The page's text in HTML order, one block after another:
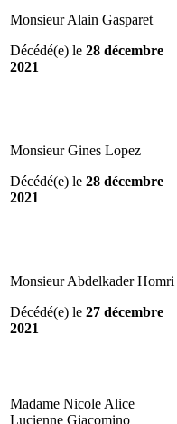
Monsieur Alain Gasparet
Décédé(e) le 28 décembre
2021
Monsieur Gines Lopez
Décédé(e) le 28 décembre
2021
Monsieur Abdelkader Homri
Décédé(e) le 27 décembre
2021
Madame Nicole Alice
Lucienne Giacomino